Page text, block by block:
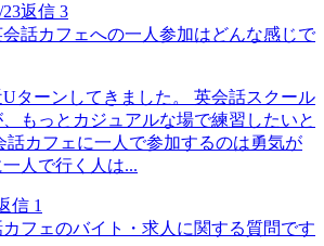
23返信 3
話カフェへの一人参加はどんな感じで
ターンしてきました。 英会話スクール
もっとカジュアルな場で練習したいと
話カフェに一人で参加するのは勇気が
人で行く人は...
信 1
フェのバイト・求人に関する質問です